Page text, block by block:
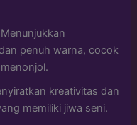
Menunjukkan
penuh warna, cocok
kreativitas dan
memiliki jiwa seni.